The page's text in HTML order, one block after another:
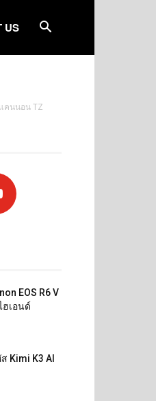
US
คนนอน TZ
EOS R6 V
ฮเอนด์
Kimi K3 AI